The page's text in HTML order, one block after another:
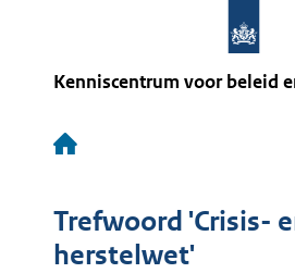
Kenniscentrum voor beleid
Hoofdnavigatie
Trefwoord 'Crisis-
herstelwet'